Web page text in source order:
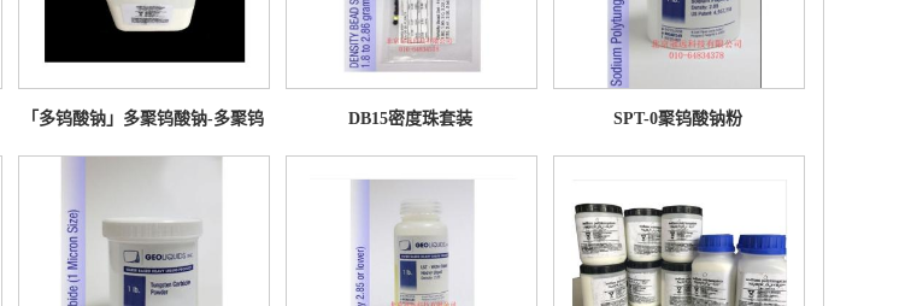
「多钨酸钠」多聚钨酸钠-多聚钨
酸钠重液粉
DB15密度珠套装 SPT-0聚钨酸钠粉